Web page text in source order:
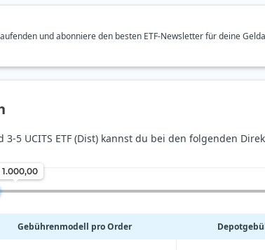
und abonniere den besten ETF-Newsletter für deine
3-5 UCITS ETF (Dist) kannst du bei den folgenden
Gebührenmodell pro Order